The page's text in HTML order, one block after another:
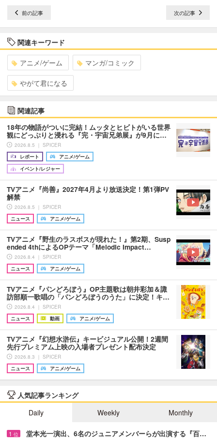
前の記事 次の記事
関連キーワード
アニメ/ゲーム マンガ/コミック
やがて君になる
関連記事
18年の物語がついに完結！ムッタとヒビトがいる世界
観にどっぷりと浸れる『完・宇宙兄弟展』が9月に…
2026.8.5 ｜ SPICER
レポート
アニメ/ゲーム
イベント/レジャー
TVアニメ『尚善』2027年4月より放送決定！第1弾PV
解禁
2026.8.5 ｜ SPICER
ニュース
アニメ/ゲーム
TVアニメ『野生のラスボスが現れた！』第2期、Susp
ended 4thによるOPテーマ「Melodic Impact…
2026.8.4 ｜ SPICER
ニュース
アニメ/ゲーム
TVアニメ『パンどろぼう』OP主題歌は朝井彩加＆諏
訪部順一歌唱の「パンどろぼうのうた」に決定！キ…
2026.8.4 ｜ SPICER
ニュース
動画 アニメ/ゲーム
TVアニメ『幻想水滸伝』キービジュアル公開！2週間
先行プレミアム上映の入場者プレゼント配布決定
2026.8.3 ｜ SPICER
ニュース
アニメ/ゲーム
人気記事ランキング
Daily
Weekly Monthly
1 位 堂本光一演出、6名のジュニアメンバーらが出演する『百…